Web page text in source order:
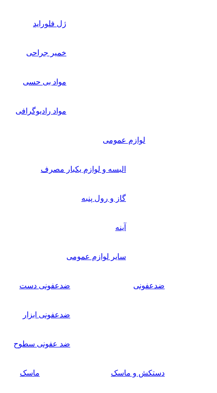
ژل فلوراید
خمیر جراحی
مواد بی حسی
مواد رادیوگرافی
لوازم عمومی
البسه و لوازم یکبار مصرف
گاز و رول پنبه
آینه
سایر لوازم عمومی
ضدعفونی ضدعفونی دست
ضدعفونی ابزار
ضد عفونی سطوح
دستکش و ماسک ماسک